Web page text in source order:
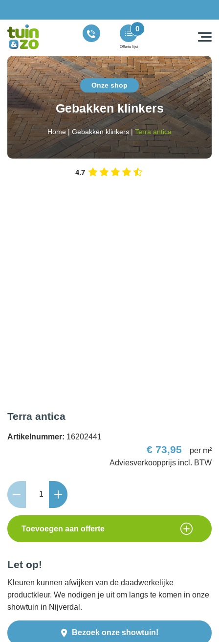
Offerte lijst
0
Onze shop
Gebakken klinkers
Home|Gebakken klinkers|Terra antica
4.7
Terra antica
Artikelnummer: 16202441
€ 73,95 per m²
Terra
antica
Toevoegen aan offerte
Let op!
Kleuren kunnen afwijken van de daadwerkelijke
productkleur. We nodigen je uit om langs te komen in onze
showtuin in Nijverdal.
Bezoek onze showtuin!